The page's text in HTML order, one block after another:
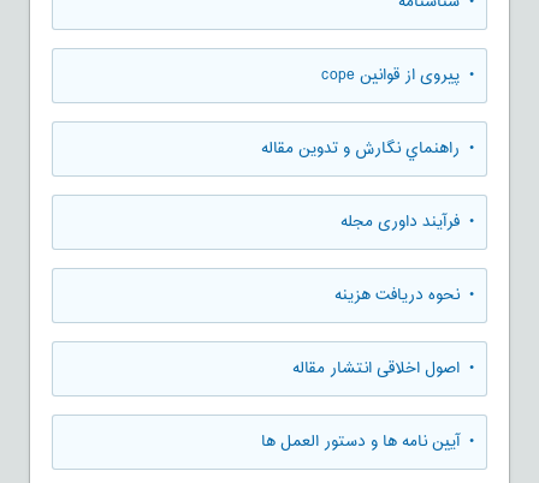
• پیروی از قوانین cope
• راهنماي نگارش و تدوين مقاله
• فرآیند داوری مجله
• نحوه دریافت هزینه
• اصول اخلاقی انتشار مقاله
• آیین نامه ها و دستور العمل ها